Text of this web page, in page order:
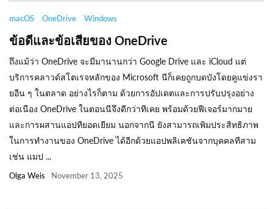
macOS OneDrive Windows
ข้อดีและข้อเสียของ OneDrive
ถึงแม้ว่า OneDrive จะมีมานานกว่า Google Drive และ iCloud แต่
บริการคลาวด์สโตเรจหลักของ Microsoft นีก็เคยถูกบดบังโดยคูแข่งรา
ยอืน ๆ ในตลาด อย่างไรก็ตาม ด้วยการอัปเดตและการปรับปรุงอย่าง
ต่อเนือง OneDrive ในตอนนีจึงดีกว่าทีเคย พร้อมด้วยฟีเจอร์มากมาย
และการผสานแอปทียอดเยียม นอกจากนี ยังสามารถเพิมประสิทธิภาพ
ในการทำงานของ OneDrive ได้อีกด้วยแอปพลิเคชันจากบุคคลทีสาม
เช่น แมป ...
Olga Weis November 13, 2025